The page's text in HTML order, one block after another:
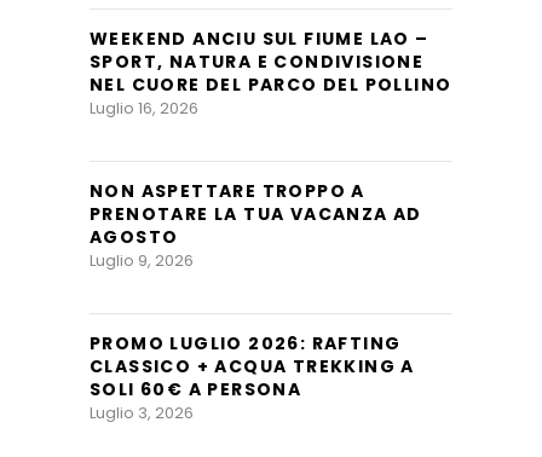
WEEKEND ANCIU SUL FIUME LAO –
SPORT, NATURA E CONDIVISIONE
NEL CUORE DEL PARCO DEL POLLINO
Luglio 16, 2026
NON ASPETTARE TROPPO A
PRENOTARE LA TUA VACANZA AD
AGOSTO
Luglio 9, 2026
PROMO LUGLIO 2026: RAFTING
CLASSICO + ACQUA TREKKING A
SOLI 60€ A PERSONA
Luglio 3, 2026